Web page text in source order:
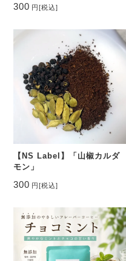
300 円[税込]
【NS Label】「山椒カルダ
モン」
300 円[税込]